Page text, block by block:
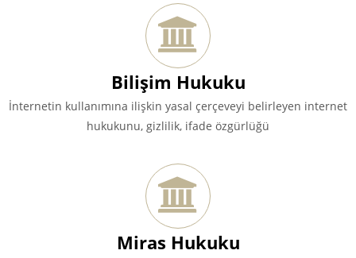
Bilişim Hukuku
İnternetin kullanımına ilişkin yasal çerçeveyi belirleyen internet
hukukunu, gizlilik, ifade özgürlüğü
Miras Hukuku